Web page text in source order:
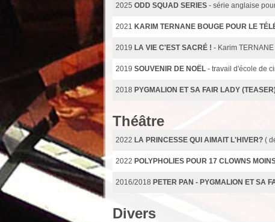
2025 ODD SQUAD SERIES - série anglaise
2021 KARIM TERNANE BOUGE POUR LE
2019 LA VIE C'EST SACRÉ ! - Karim TERNANE
2019 SOUVENIR DE NOËL - travail d'école de
2018 PYGMALION ET SA FAIR LADY
Théâtre
2022 LA PRINCESSE QUI AIMAIT L'HIVER? (
2022 POLYPHOLIES POUR 17 CLOWNS
2016/2018 PETER PAN - PYGMALION ET SA
Divers